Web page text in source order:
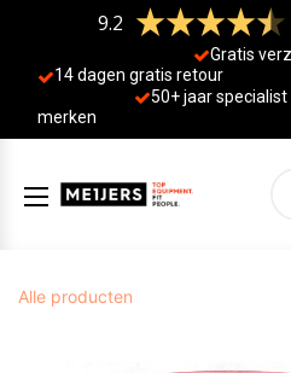
9.2
Gratis
14 dagen gratis retour
50+ jaar specialist
merken
Alle producten